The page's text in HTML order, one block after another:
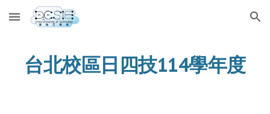
Skip to main content Skip to navigation
台北校區日四技114學年度